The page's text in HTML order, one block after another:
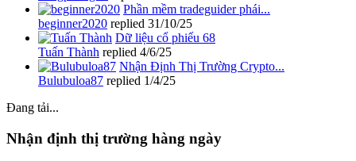
Phần mềm tradeguider phái...
beginner2020 replied 31/10/25
Dữ liệu cổ phiếu 68
Tuấn Thành replied 4/6/25
Nhận Định Thị Trường Crypto...
Bulubuloa87 replied 1/4/25
Đang tải...
Nhận định thị trường hàng ngày